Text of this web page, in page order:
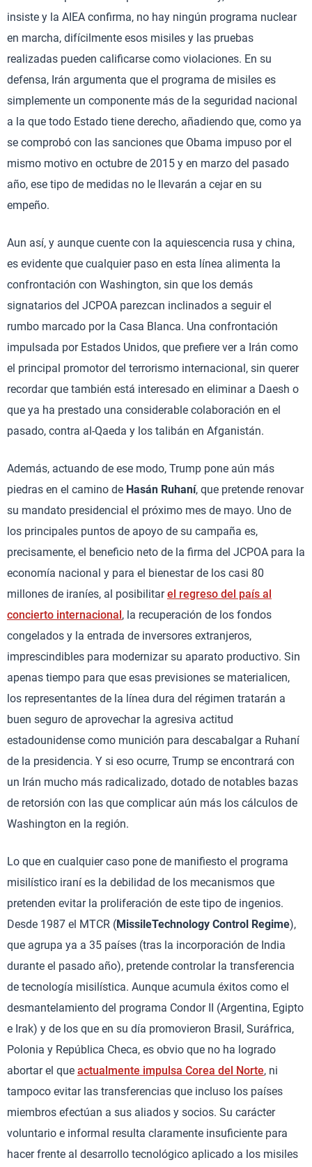
insiste y la AIEA confirma, no hay ningún programa nuclear
en marcha, difícilmente esos misiles y las pruebas
realizadas pueden calificarse como violaciones. En su
defensa, Irán argumenta que el programa de misiles es
simplemente un componente más de la seguridad nacional
a la que todo Estado tiene derecho, añadiendo que, como ya
se comprobó con las sanciones que Obama impuso por el
mismo motivo en octubre de 2015 y en marzo del pasado
año, ese tipo de medidas no le llevarán a cejar en su
empeño.
Aun así, y aunque cuente con la aquiescencia rusa y china,
es evidente que cualquier paso en esta línea alimenta la
confrontación con Washington, sin que los demás
signatarios del JCPOA parezcan inclinados a seguir el
rumbo marcado por la Casa Blanca. Una confrontación
impulsada por Estados Unidos, que prefiere ver a Irán como
el principal promotor del terrorismo internacional, sin querer
recordar que también está interesado en eliminar a Daesh o
que ya ha prestado una considerable colaboración en el
pasado, contra al-Qaeda y los talibán en Afganistán.
Además, actuando de ese modo, Trump pone aún más
piedras en el camino de Hasán Ruhaní, que pretende renovar
su mandato presidencial el próximo mes de mayo. Uno de
los principales puntos de apoyo de su campaña es,
precisamente, el beneficio neto de la firma del JCPOA para la
economía nacional y para el bienestar de los casi 80
millones de iraníes, al posibilitarel regreso del país al
concierto internacional, la recuperación de los fondos
congelados y la entrada de inversores extranjeros,
imprescindibles para modernizar su aparato productivo. Sin
apenas tiempo para que esas previsiones se materialicen,
los representantes de la línea dura del régimen tratarán a
buen seguro de aprovechar la agresiva actitud
estadounidense como munición para descabalgar a Ruhaní
de la presidencia. Y si eso ocurre, Trump se encontrará con
un Irán mucho más radicalizado, dotado de notables bazas
de retorsión con las que complicar aún más los cálculos de
Washington en la región.
Lo que en cualquier caso pone de manifiesto el programa
misilístico iraní es la debilidad de los mecanismos que
pretenden evitar la proliferación de este tipo de ingenios.
Desde 1987 el MTCR (MissileTechnology Control Regime),
que agrupa ya a 35 países (tras la incorporación de India
durante el pasado año), pretende controlar la transferencia
de tecnología misilística. Aunque acumula éxitos como el
desmantelamiento del programa Condor II (Argentina, Egipto
e Irak) y de los que en su día promovieron Brasil, Suráfrica,
Polonia y República Checa, es obvio que no ha logrado
abortar el que actualmente impulsa Corea del Norte, ni
tampoco evitar las transferencias que incluso los países
miembros efectúan a sus aliados y socios. Su carácter
voluntario e informal resulta claramente insuficiente para
hacer frente al desarrollo tecnológico aplicado a los misiles